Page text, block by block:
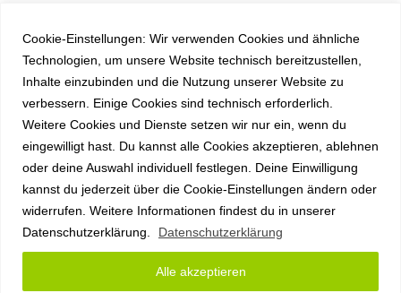
Cookie-Einstellungen: Wir verwenden Cookies und ähnliche
Technologien, um unsere Website technisch bereitzustellen,
Inhalte einzubinden und die Nutzung unserer Website zu
verbessern. Einige Cookies sind technisch erforderlich.
Weitere Cookies und Dienste setzen wir nur ein, wenn du
eingewilligt hast. Du kannst alle Cookies akzeptieren, ablehnen
oder deine Auswahl individuell festlegen. Deine Einwilligung
kannst du jederzeit über die Cookie-Einstellungen ändern oder
widerrufen. Weitere Informationen findest du in unserer
Datenschutzerklärung.
Datenschutzerklärung
Alle akzeptieren
Copyright anyplace IT GmbH 2026 |Impressum